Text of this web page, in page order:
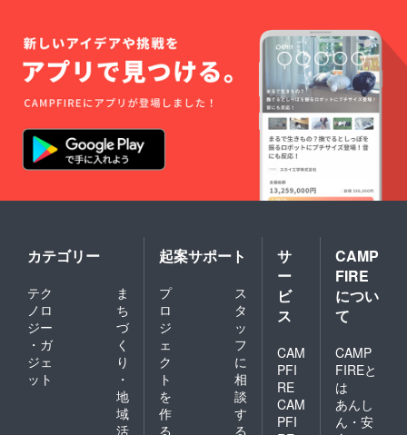
カテゴリー
テク
ノロ
ジー
・ガ
ジェ
ット
ま
ち
づ
く
り
・
地
域
活
起案サポート
プ
ロ
ジ
ェ
ク
ト
を
作
る
ス
タ
ッ
フ
に
相
談
す
る
サ
ー
ビ
ス
CAM
PFI
RE
CAM
PFI
CAMP
FIRE
につい
て
CAMP
FIREと
は
あんし
ん・安